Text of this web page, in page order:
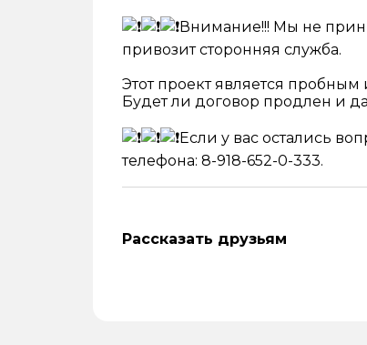
Внимание!!! Мы не
привозит сторонняя служба.
Этот проект является пробным
Будет ли договор продлен и
Если у вас остались
телефона: 8-918-652-0-333.
Рассказать друзьям